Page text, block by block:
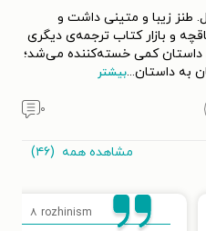
طنز زیبا و متینی داشت و
و بازار کتاب ترجمه‌ی دیگری
داستان کمی خسته‌کننده می‌شد؛
به داستان...بیشتر
۰
مشاهده همه (۴۶)
rozhinism ۸